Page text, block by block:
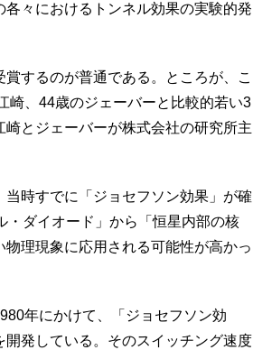
々におけるトンネル効果の実験的発
するのが普通である。ところが、こ
崎、44歳のジェーバーと比較的若い3
とジェーバーが株式会社の研究所主
時すでに「ジョセフソン効果」が確
・ダイオード」から「恒星内部の核
理現象に応用される可能性が高かっ
年にかけて、「ジョセフソン効
発している。そのスイッチング速度